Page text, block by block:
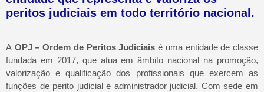
peritos judiciais em todo território nacional.
A OPJ – Ordem de Peritos Judiciais é uma entidade de classe
fundada em 2017, que atua em âmbito nacional na promoção,
valorização e qualificação dos profissionais que exercem as
funções de perito judicial e administrador judicial. Com sede em